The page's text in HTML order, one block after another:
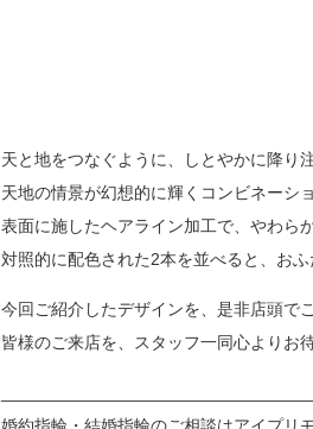
天と地をつなぐように、しとやかに降り
天地の情景が幻想的に輝くコンビネーシ
表面に施したヘアライン加工で、やわら
対照的に配色された2本を並べると、お
今回ご紹介したデザインを、是非店頭で
皆様のご来店を、スタッフ一同心よりお